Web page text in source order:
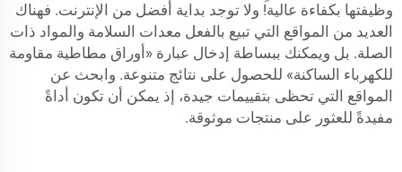
وظيفتها بكفاءة عالية! ولا توجد بداية أفضل من الإنترنت. فهناك
العديد من المواقع التي تبيع بالفعل معدات السلامة والمواد ذات
الصلة. بل ويمكنك ببساطة إدخال عبارة «أوراق مطاطية مقاومة
للكهرباء الساكنة» للحصول على نتائج متنوعة. وابحث عن
المواقع التي تحظى بتقييمات جيدة، إذ يمكن أن تكون أداةً
مفيدةً للعثور على منتجات موثوقة.